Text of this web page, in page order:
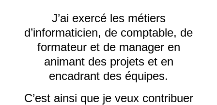
J’ai exercé les métiers
d’informaticien, de comptable, de
formateur et de manager en
animant des projets et en
encadrant des équipes.
C’est ainsi que je veux contribuer